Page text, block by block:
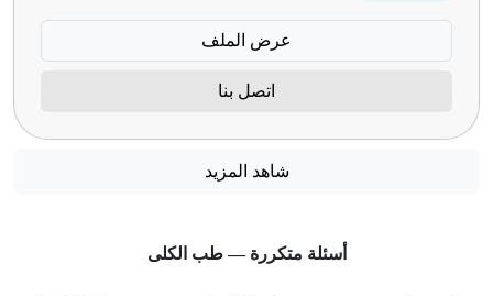
عرض الملف
اتصل بنا
شاهد المزيد
أسئلة متكررة — طب الكلى